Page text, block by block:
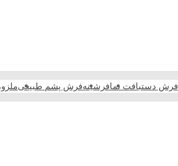
فرش دستبافت نمافرشینهفرش پشم طبیعی